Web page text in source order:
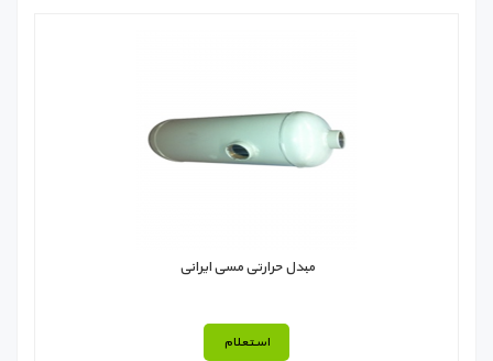
مبدل حرارتی مسی ایرانی
استعلام